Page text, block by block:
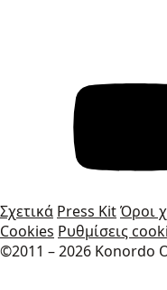
Σχετικά Press KitΌροι
Cookies Ρυθμίσεις
©2011 – 2026 Konordo